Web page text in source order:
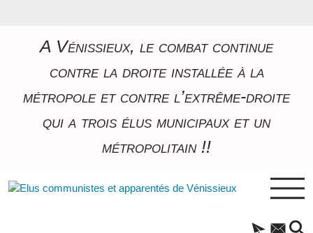
A Vénissieux, le combat continue
contre la droite installée à la
métropole et contre l’extrême-droite
qui a trois élus municipaux et un
métropolitain !!